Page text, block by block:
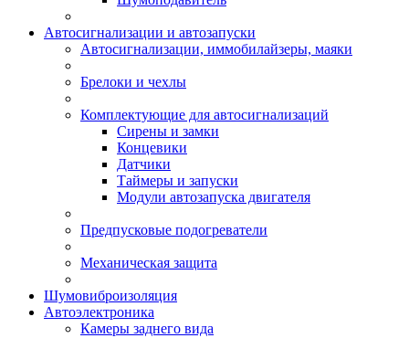
Автосигнализации и автозапуски
Автосигнализации, иммобилайзеры, маяки
Брелоки и чехлы
Комплектующие для автосигнализаций
Сирены и замки
Концевики
Датчики
Таймеры и запуски
Модули автозапуска двигателя
Предпусковые подогреватели
Механическая защита
Шумовиброизоляция
Автоэлектроника
Камеры заднего вида